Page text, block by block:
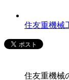
住友重機械
住友重機械